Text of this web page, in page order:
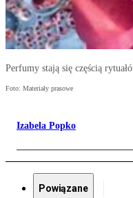
Perfumy stają się częścią
Foto: Materiały prasowe
Izabela Popko
Powiązane